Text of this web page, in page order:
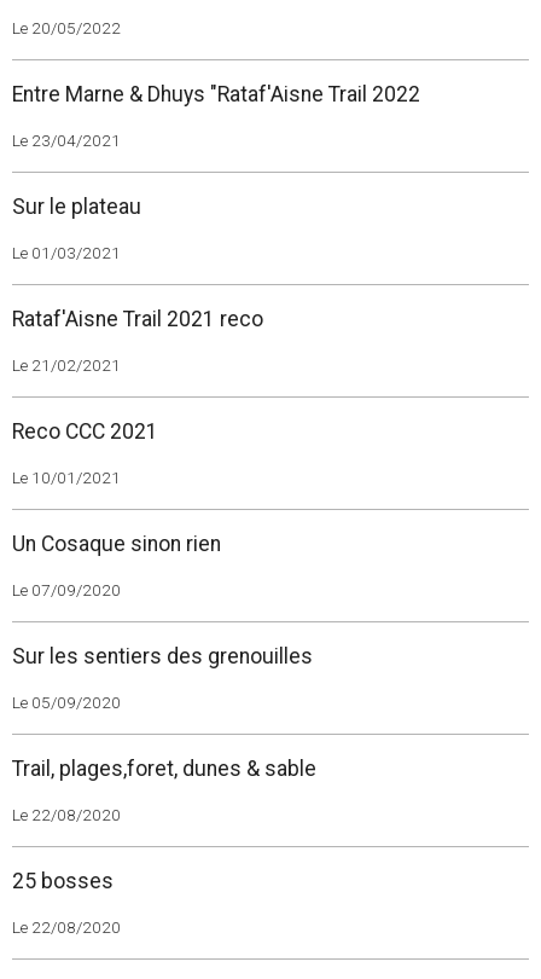
Le 20/05/2022
Entre Marne & Dhuys "Rataf'Aisne Trail 2022
Le 23/04/2021
Sur le plateau
Le 01/03/2021
Rataf'Aisne Trail 2021 reco
Le 21/02/2021
Reco CCC 2021
Le 10/01/2021
Un Cosaque sinon rien
Le 07/09/2020
Sur les sentiers des grenouilles
Le 05/09/2020
Trail, plages,foret, dunes & sable
Le 22/08/2020
25 bosses
Le 22/08/2020